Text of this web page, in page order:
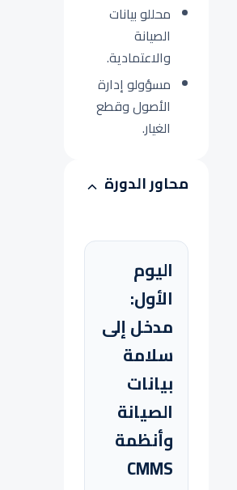
محللو بيانات
الصيانة
والاعتمادية.
مسؤولو إدارة
الأصول وقطع
الغيار.
محاور الدورة
اليوم
الأول:
مدخل إلى
سلامة
بيانات
الصيانة
وأنظمة
CMMS